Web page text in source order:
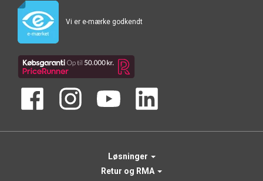
Vi er e-mærke godkendt
Løsninger
Retur og RMA